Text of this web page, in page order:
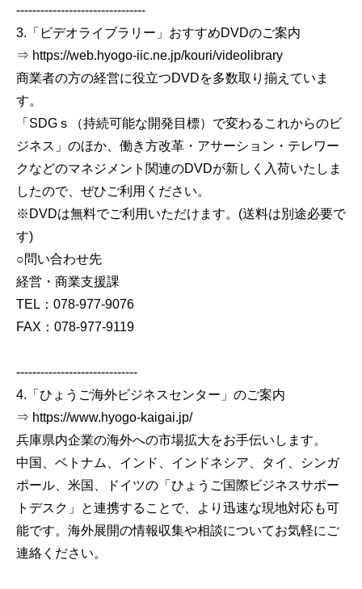
--------------------------------
3.「ビデオライブラリー」おすすめDVDのご案内
⇒ https://web.hyogo-iic.ne.jp/kouri/videolibrary
商業者の方の経営に役立つDVDを多数取り揃えていま
す。
「SDGｓ（持続可能な開発目標）で変わるこれからのビ
ジネス」のほか、働き方改革・アサーション・テレワー
クなどのマネジメント関連のDVDが新しく入荷いたしま
したので、ぜひご利用ください。
※DVDは無料でご利用いただけます。(送料は別途必要で
す)
○問い合わせ先
経営・商業支援課
TEL：078-977-9076
FAX：078-977-9119
------------------------------
4.「ひょうご海外ビジネスセンター」のご案内
⇒ https://www.hyogo-kaigai.jp/
兵庫県内企業の海外への市場拡大をお手伝いします。
中国、ベトナム、インド、インドネシア、タイ、シンガ
ポール、米国、ドイツの「ひょうご国際ビジネスサポー
トデスク」と連携することで、より迅速な現地対応も可
能です。海外展開の情報収集や相談についてお気軽にご
連絡ください。